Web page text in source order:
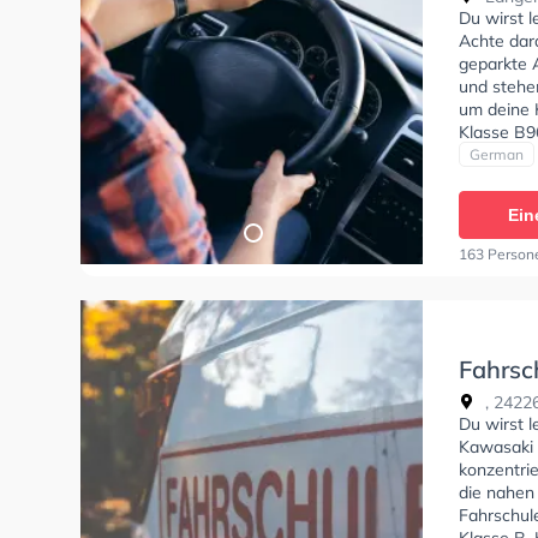
Du wirst
Achte
geparkte
und
um deine
Klasse
C1E,
German
163
,
Du wirst
die